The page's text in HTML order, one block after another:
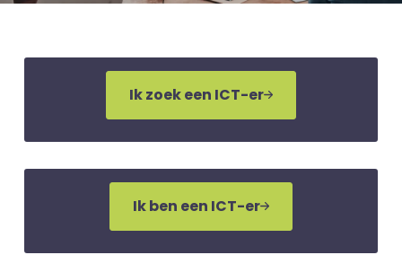
Ik zoek een ICT-er
Ik ben een ICT-er